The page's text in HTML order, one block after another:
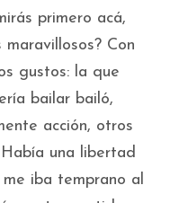
primero acá,
Con
gustos: la que
bailar bailó,
acción, otros
una libertad
iba temprano al